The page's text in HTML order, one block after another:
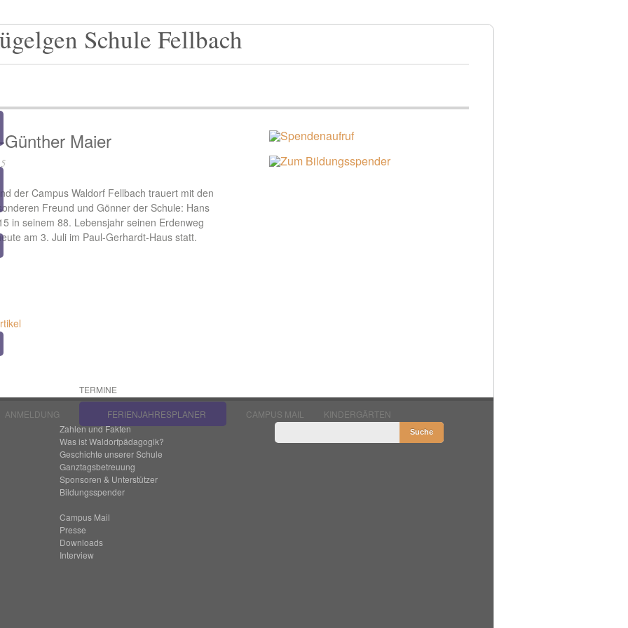
ANMELDUNG
TERMINE
FERIENJAHRESPLANER CAMPUS MAIL KINDERGÄRTEN
Maier
der Campus Waldorf Fellbach trauert mit den
Freund und Gönner der Schule: Hans
in seinem 88. Lebensjahr seinen Erdenweg
am 3. Juli im Paul-Gerhardt-Haus statt.
Zahlen und Fakten
Was ist Waldorfpädagogik?
Geschichte unserer Schule
Ganztagsbetreuung
Sponsoren & Unterstützer
Bildungsspender
Campus Mail
Presse
Downloads
Interview